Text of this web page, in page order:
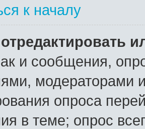
к началу
и сообщения,
модераторами
опроса
в теме; опрос